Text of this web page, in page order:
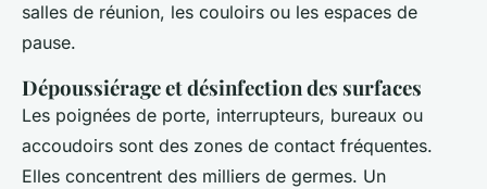
salles de réunion, les couloirs ou les espaces de
pause.
Dépoussiérage et désinfection des surfaces
Les poignées de porte, interrupteurs, bureaux ou
accoudoirs sont des zones de contact fréquentes.
Elles concentrent des milliers de germes. Un